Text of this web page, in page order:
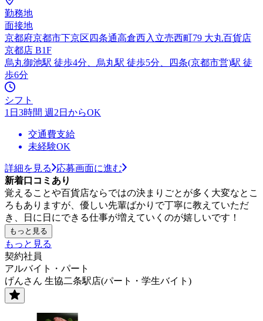
勤務地
面接地
京都府京都市下京区四条通高倉西入立売西町79 大丸百貨店
京都店 B1F
烏丸御池駅 徒歩4分、烏丸駅 徒歩5分、四条(京都市営)駅 徒
歩6分
シフト
1日3時間 週2日からOK
交通費支給
未経験OK
詳細を見る
応募画面に進む
新着口コミあり
覚えることや百貨店ならではの決まりごとが多く大変なとこ
ろもありますが、優しい先輩ばかりで丁寧に教えていただ
き、日に日にできる仕事が増えていくのが嬉しいです！
もっと見る
もっと見る
契約社員
アルバイト・パート
げんさん 生協二条駅店(パート・学生バイト)